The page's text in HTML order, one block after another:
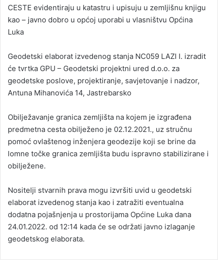
CESTE evidentiraju u katastru i upisuju u zemljišnu knjigu
kao – javno dobro u općoj uporabi u vlasništvu Općina
Luka
Geodetski elaborat izvedenog stanja NC059 LAZI I. izradit
će tvrtka GPU – Geodetski projektni ured d.o.o. za
geodetske poslove, projektiranje, savjetovanje i nadzor,
Antuna Mihanovića 14, Jastrebarsko
Obilježavanje granica zemljišta na kojem je izgrađena
predmetna cesta obilježeno je 02.12.2021., uz stručnu
pomoć ovlaštenog inženjera geodezije koji se brine da
lomne točke granica zemljišta budu ispravno stabilizirane i
obilježene.
Nositelji stvarnih prava mogu izvršiti uvid u geodetski
elaborat izvedenog stanja kao i zatražiti eventualna
dodatna pojašnjenja u prostorijama Općine Luka dana
24.01.2022. od 12:14 kada će se održati javno izlaganje
geodetskog elaborata.